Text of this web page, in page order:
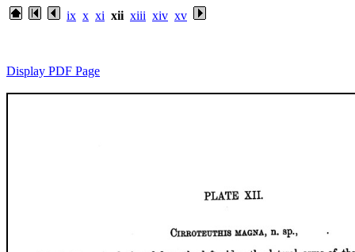
ix x xi xii xiii xiv xv
Display PDF Page